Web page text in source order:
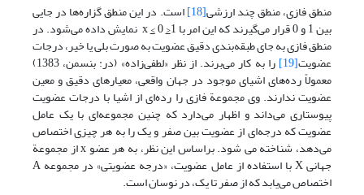
منطق فازی، منطق چند ارزشی[18] است. در این منطق گزاره‌ها در جایی
بین 1 و 0 قرار می‌گیرند که این امر با 1 <
x
< 0 نمایش داده می‌شود. در
منطق فازی به جای طبقه‌بندی دقیق عضویت به صورت بلی یا خیر، درجات
عضویت[19] را به کار می‌برند. از نظر «لطفی‌زاده» (در: بنسمن، 1383)
معمولاً رده‌های اشیای موجود در جهان واقعی، معیارهای دقیق و معین
عضویت ندارند. وی مجموعة فازی را رده‌ای از اشیا با درجات عضویت
پیوستاری می‌داند و اظهار می‌دارد که چنین مجموعه‌ای با یک عامل
عضویت که درجه‌ای از عضویت بین صفر و یک را به هر چیزی اختصاص
می‌دهد، شناخته می شود. براساس این نظر، به هر عضو x از مجموعة
جهانی X با استفاده از عامل عضویت، «درجه عضویتی» در مجموعه A
اختصاص می‌یابد که از صفر تا یک، در نوسان است.